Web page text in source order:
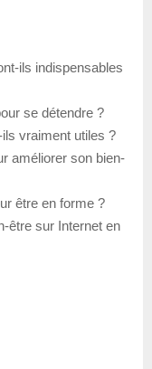
ils indispensables
se détendre ?
vraiment utiles ?
améliorer son bien-
être en forme ?
être sur Internet en